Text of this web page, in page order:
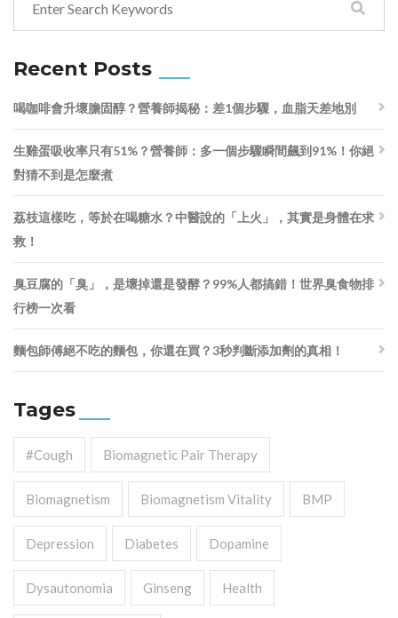
Recent Posts
喝咖啡會升壞膽固醇？營養師揭秘：差1個步驟，血脂天差地別
生雞蛋吸收率只有51%？營養師：多一個步驟瞬間飆到91%！你絕
對猜不到是怎麼煮
荔枝這樣吃，等於在喝糖水？中醫說的「上火」，其實是身體在求
救！
臭豆腐的「臭」，是壞掉還是發酵？99%人都搞錯！世界臭食物排
行榜一次看
麵包師傅絕不吃的麵包，你還在買？3秒判斷添加劑的真相！
Tages
#cough Biomagnetic Pair Therapy
Biomagnetism Biomagnetism Vitality BMP
Depression Diabetes Dopamine
Dysautonomia Ginseng Health